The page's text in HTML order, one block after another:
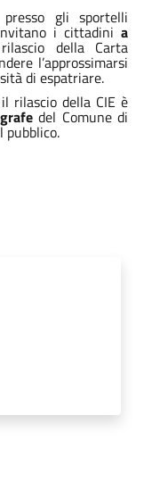
gli sportelli
i cittadini a
della Carta
l’approssimarsi
di espatriare.
rilascio della CIE è
del Comune di
pubblico.